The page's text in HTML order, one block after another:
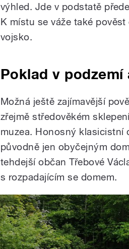
výhled. Jde v podstatě
K místu se váže také
vojsko.
Poklad v
Možná ještě zajímavější
zřejmě středověkém
muzea. Honosný klasicistní
původně jen obyčejným
tehdejší občan Třebové
s rozpadajícím se domem.